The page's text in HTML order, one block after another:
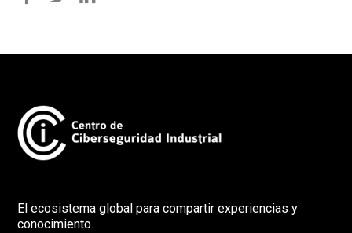
El ecosistema global para compartir experiencias y
conocimiento.